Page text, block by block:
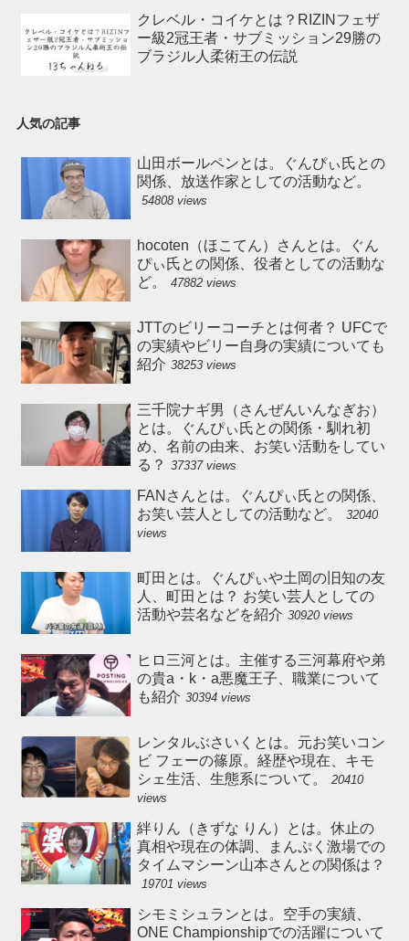
クレベル・コイケとは？RIZINフェザ
ー級2冠王者・サブミッション29勝の
ブラジル人柔術王の伝説
人気の記事
山田ボールペンとは。ぐんぴぃ氏との
関係、放送作家としての活動など。
54808 views
hocoten（ほこてん）さんとは。ぐん
ぴぃ氏との関係、役者としての活動な
ど。
47882 views
JTTのビリーコーチとは何者？ UFCで
の実績やビリー自身の実績についても
紹介 38253 views
三千院ナギ男（さんぜんいんなぎお）
とは。ぐんぴぃ氏との関係・馴れ初
め、名前の由来、お笑い活動をしてい
る？ 37337 views
FANさんとは。ぐんぴぃ氏との関係、
お笑い芸人としての活動など。
32040
views
町田とは。ぐんぴぃや土岡の旧知の友
人、町田とは？ お笑い芸人としての
活動や芸名などを紹介 30920 views
ヒロ三河とは。主催する三河幕府や弟
の貴a・k・a悪魔王子、職業について
も紹介 30394 views
レンタルぶさいくとは。元お笑いコン
ビ フェーの篠原。経歴や現在、キモ
シェ生活、生態系について。
20410
views
絆りん（きずな りん）とは。休止の
真相や現在の体調、まんぷく激場での
タイムマシーン山本さんとの関係は？
19701 views
シモミシュランとは。空手の実績、
ONE Championshipでの活躍について